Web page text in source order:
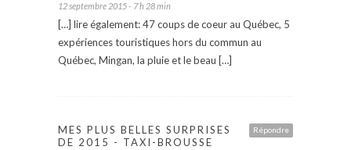
12 septembre 2015 - 7 h 28 min
[…] lire également: 47 coups de coeur au Québec, 5
expériences touristiques hors du commun au
Québec, Mingan, la pluie et le beau […]
Répondre
MES PLUS BELLES SURPRISES
DE 2015 - TAXI-BROUSSE